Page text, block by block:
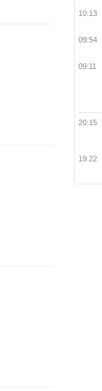
10:13
09:54
09:11
20:15
19:22